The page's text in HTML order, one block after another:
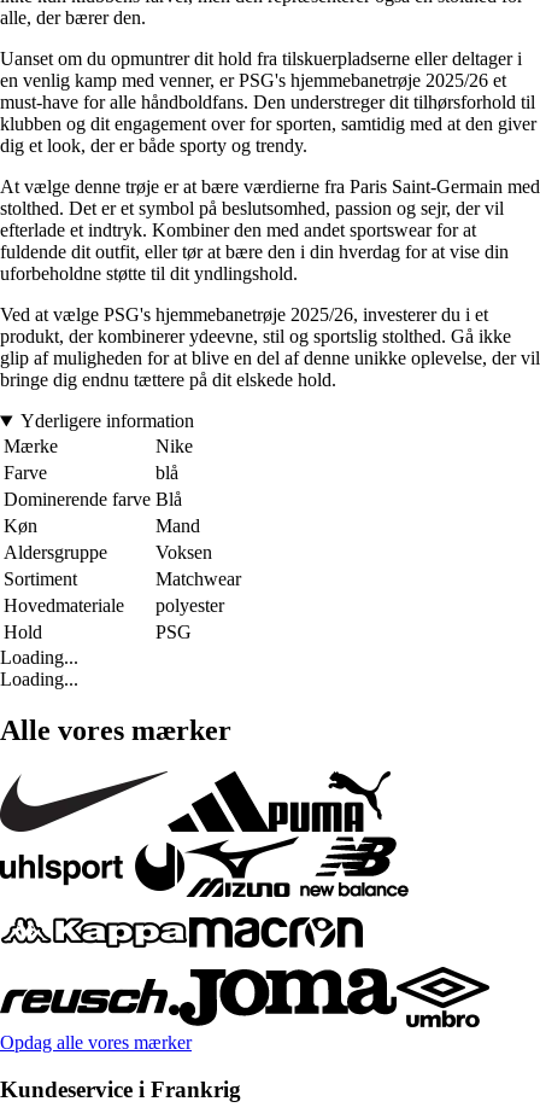
alle, der bærer den.
Uanset om du opmuntrer dit hold fra tilskuerpladserne eller deltager i
en venlig kamp med venner, er PSG's hjemmebanetrøje 2025/26 et
must-have for alle håndboldfans. Den understreger dit tilhørsforhold til
klubben og dit engagement over for sporten, samtidig med at den giver
dig et look, der er både sporty og trendy.
At vælge denne trøje er at bære værdierne fra Paris Saint-Germain med
stolthed. Det er et symbol på beslutsomhed, passion og sejr, der vil
efterlade et indtryk. Kombiner den med andet sportswear for at
fuldende dit outfit, eller tør at bære den i din hverdag for at vise din
uforbeholdne støtte til dit yndlingshold.
Ved at vælge PSG's hjemmebanetrøje 2025/26, investerer du i et
produkt, der kombinerer ydeevne, stil og sportslig stolthed. Gå ikke
glip af muligheden for at blive en del af denne unikke oplevelse, der vil
bringe dig endnu tættere på dit elskede hold.
Yderligere information
Mærke
Nike
Farve
blå
Dominerende farve Blå
Køn
Mand
Aldersgruppe
Voksen
Sortiment
Matchwear
Hovedmateriale
polyester
Hold
PSG
Loading...
Loading...
Alle vores mærker
Opdag alle vores mærker
Kundeservice i Frankrig